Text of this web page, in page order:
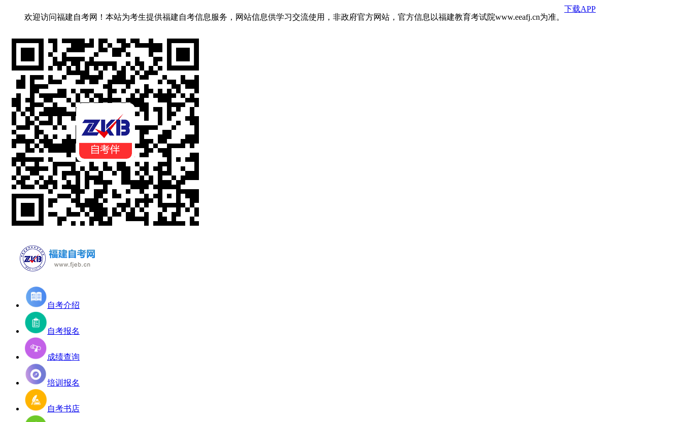
欢迎访问福建自考网！ 本站为考生提供福建自考信息服务，网站信息供学习交流使用，非政府官方网站，官方信息以福建教育考试院www.eeafj.cn为准。
下载APP
自考介绍
自考报名
成绩查询
培训报名
自考书店